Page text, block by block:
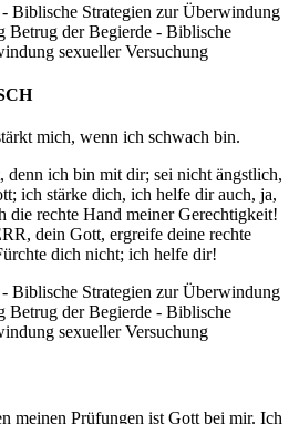
Biblische Strategien zur Überwindung
Betrug der Begierde - Biblische
sexueller Versuchung
mich, wenn ich schwach bin.
denn ich bin mit dir; sei nicht ängstlich,
ich stärke dich, ich helfe dir auch, ja,
die rechte Hand meiner Gerechtigkeit!
dein Gott, ergreife deine rechte
dich nicht; ich helfe dir!
Biblische Strategien zur Überwindung
Betrug der Begierde - Biblische
sexueller Versuchung
meinen Prüfungen ist Gott bei mir. Ich